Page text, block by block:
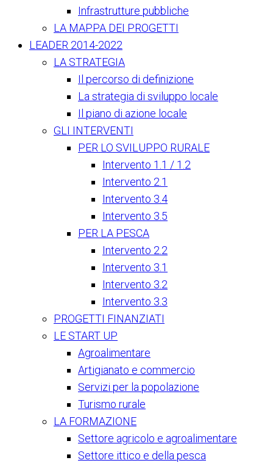
Infrastrutture pubbliche
LA MAPPA DEI PROGETTI
LEADER 2014-2022
LA STRATEGIA
Il percorso di definizione
La strategia di sviluppo locale
Il piano di azione locale
GLI INTERVENTI
PER LO SVILUPPO RURALE
Intervento 1.1 / 1.2
Intervento 2.1
Intervento 3.4
Intervento 3.5
PER LA PESCA
Intervento 2.2
Intervento 3.1
Intervento 3.2
Intervento 3.3
PROGETTI FINANZIATI
LE START UP
Agroalimentare
Artigianato e commercio
Servizi per la popolazione
Turismo rurale
LA FORMAZIONE
Settore agricolo e agroalimentare
Settore ittico e della pesca